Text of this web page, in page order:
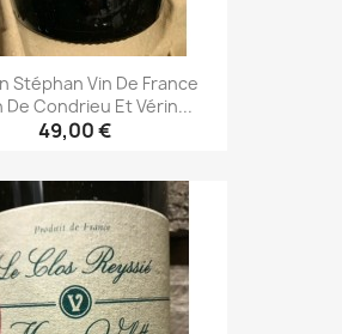
Stéphan Vin De France
De Condrieu Et Vérin...
49,00 €